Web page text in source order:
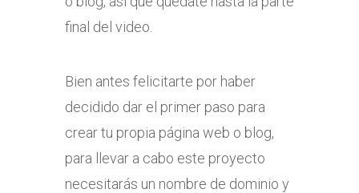
final del video.
Bien antes felicitarte por haber
decidido dar el primer paso para
crear tu propia página web o blog,
para llevar a cabo este proyecto
necesitarás un nombre de dominio y